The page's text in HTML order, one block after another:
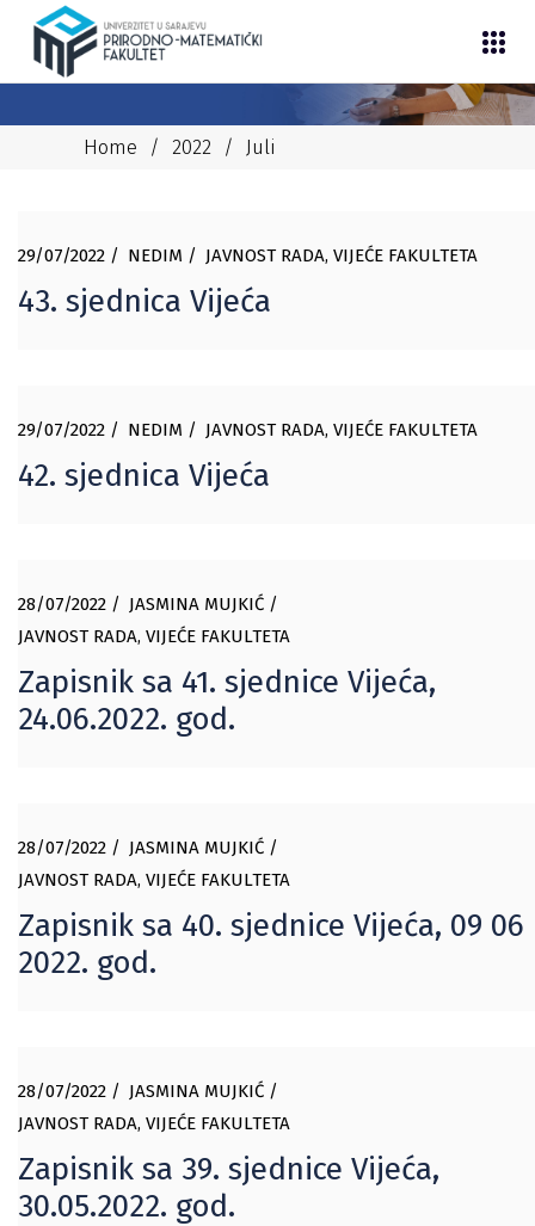
Home /2022 / Juli
29/07/2022 NEDIM JAVNOST RADA, VIJEĆE FAKULTETA
43. sjednica Vijeća
29/07/2022 NEDIM JAVNOST RADA, VIJEĆE FAKULTETA
42. sjednica Vijeća
28/07/2022
JASMINA MUJKIĆ
JAVNOST RADA, VIJEĆE FAKULTETA
Zapisnik sa 41. sjednice Vijeća,
24.06.2022. god.
28/07/2022
JASMINA MUJKIĆ
JAVNOST RADA, VIJEĆE FAKULTETA
Zapisnik sa 40. sjednice Vijeća, 09 06
2022. god.
28/07/2022
JASMINA MUJKIĆ
JAVNOST RADA, VIJEĆE FAKULTETA
Zapisnik sa 39. sjednice Vijeća,
30.05.2022. god.